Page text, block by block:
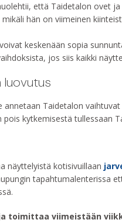
että Taidetalon ovet
hän on viimeinen
keskenään sopia
jos siis kaikki
luovutus
annetaan Taidetalon
pois kytkemisestä tullessaan
näyttelyistä kotisivuillaan
tapahtumalenterissa
toimittaa viimeistään